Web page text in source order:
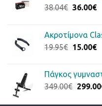
38.04€ Original
38.04€.
36.00€Η
Ακροτίμονα
19.95€ Original
19.95€.
15.00€Η
Πάγκος
349.00€ 299.00